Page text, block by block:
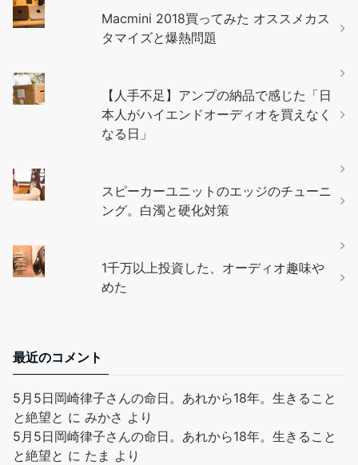
Macmini 2018買ってみた オススメカス
タマイズと爆熱問題
【人手不足】アンプの納品で感じた「日
本人がハイエンドオーディオを買えなく
なる日」
スピーカーユニットのエッジのチューニ
ング。白濁と硬化対策
1千万以上投資した、オーディオ趣味や
めた
最近のコメント
5月5日岡崎律子さんの命日。あれから18年。生きること
と絶望と に みかさ より
5月5日岡崎律子さんの命日。あれから18年。生きること
と絶望と に たま より